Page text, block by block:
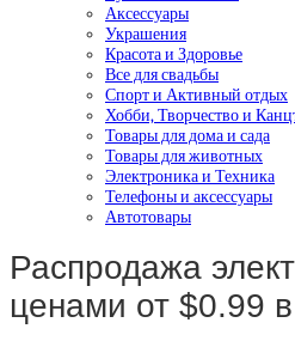
Аксессуары
Украшения
Красота и Здоровье
Все для свадьбы
Спорт и Активный отдых
Хобби, Творчество и
Товары для дома и сада
Товары для животных
Электроника и Техника
Телефоны и аксессуары
Автотовары
Распродажа
ценами от $0.99